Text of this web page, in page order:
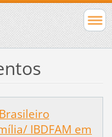
IBDFAM em